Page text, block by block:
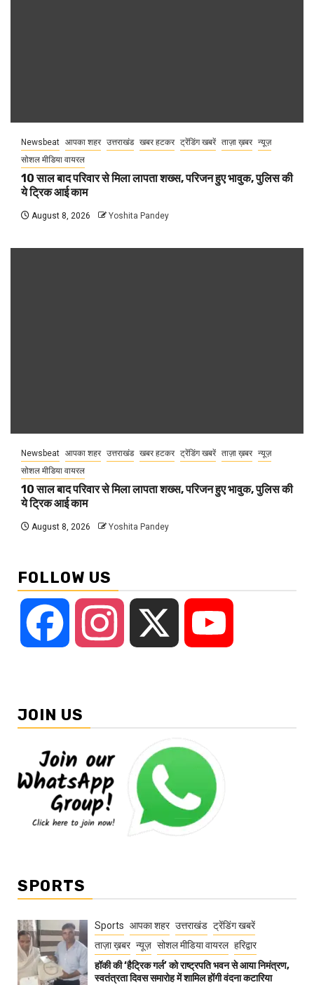
Newsbeat आपका शहर उत्तराखंड खबर हटकर ट्रेंडिंग खबरें ताज़ा ख़बर न्यूज़
सोशल मीडिया वायरल
10 साल बाद परिवार से मिला लापता शख्स, परिजन हुए भावुक, पुलिस की
ये ट्रिक आई काम
August 8, 2026 Yoshita Pandey
Newsbeat आपका शहर उत्तराखंड खबर हटकर ट्रेंडिंग खबरें ताज़ा ख़बर न्यूज़
सोशल मीडिया वायरल
10 साल बाद परिवार से मिला लापता शख्स, परिजन हुए भावुक, पुलिस की
ये ट्रिक आई काम
August 8, 2026 Yoshita Pandey
FOLLOW US
Facebook Instagram
JOIN US
SPORTS
Sports आपका शहर उत्तराखंड ट्रेंडिंग खबरें
ताज़ा ख़बर न्यूज़ सोशल मीडिया वायरल हरिद्वार
हॉकी की ‘हैट्रिक गर्ल’ को राष्ट्रपति भवन से आया निमंत्रण,
स्वतंत्रता दिवस समारोह में शामिल होंगी वंदना कटारिया